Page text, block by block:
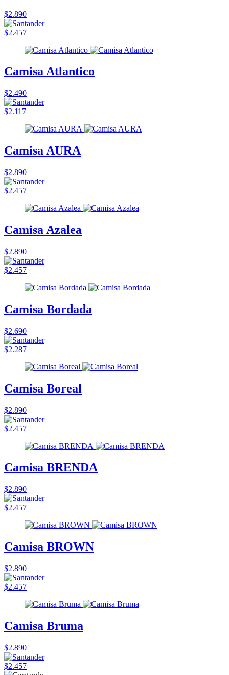
$2.890
$2.457
Camisa Atlantico
$2.490
$2.117
Camisa AURA
$2.890
$2.457
Camisa Azalea
$2.890
$2.457
Camisa Bordada
$2.690
$2.287
Camisa Boreal
$2.890
$2.457
Camisa BRENDA
$2.890
$2.457
Camisa BROWN
$2.890
$2.457
Camisa Bruma
$2.890
$2.457